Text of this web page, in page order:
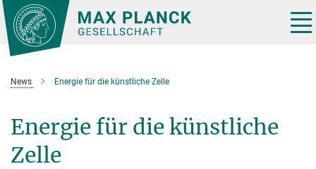
Hauptinhalt
News Energie für die künstliche Zelle
Energie für die künstliche
Zelle